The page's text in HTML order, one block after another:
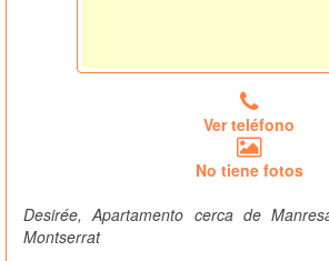
Ver teléfono
No tiene fotos
Desirée, Apartamento cerca de
Montserrat